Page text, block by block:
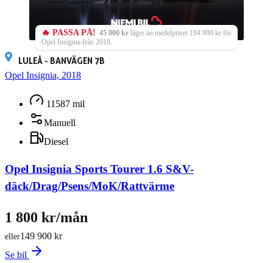
🔥 PASSA PÅ! 45 000 kr lägre än medelpriset 194 900 kr för
Opel Insignia från 2018.
LULEÅ - BANVÄGEN 7B
Opel Insignia, 2018
11587 mil
Manuell
Diesel
Opel Insignia Sports Tourer 1.6 S&V-
däck/Drag/Psens/MoK/Rattvärme
149 900 kr
eller
1 800 kr/mån
Se bil